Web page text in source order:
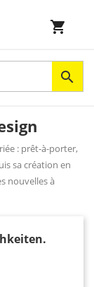
shopping_cart

: prêt-à-porter,
sa création en
nouvelles à